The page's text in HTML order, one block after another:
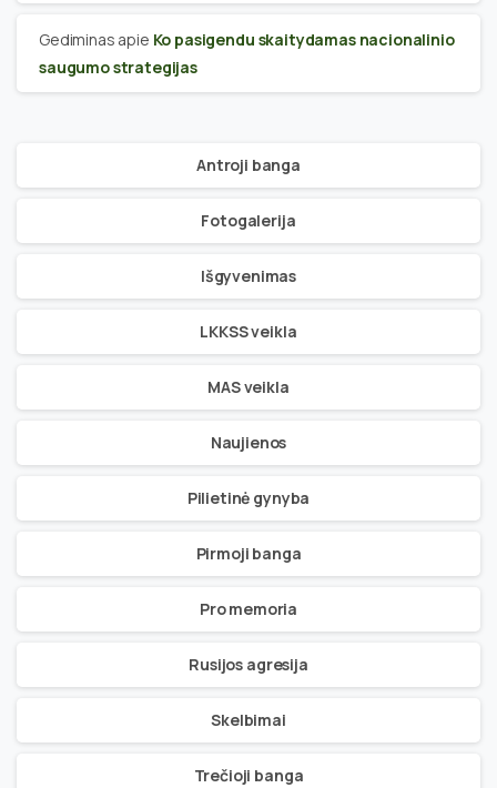
Gediminas apie Ko pasigendu skaitydamas nacionalinio
saugumo strategijas
Antroji banga
Fotogalerija
Išgyvenimas
LKKSS veikla
MAS veikla
Naujienos
Pilietinė gynyba
Pirmoji banga
Pro memoria
Rusijos agresija
Skelbimai
Trečioji banga